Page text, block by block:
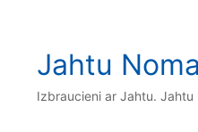
Jahtu
Izbraucieni ar Jahtu. Jahtu